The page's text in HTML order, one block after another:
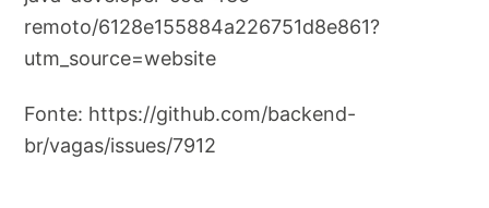
remoto/6128e155884a226751d8e861?
utm_source=website
Fonte: https://github.com/backend-
br/vagas/issues/7912